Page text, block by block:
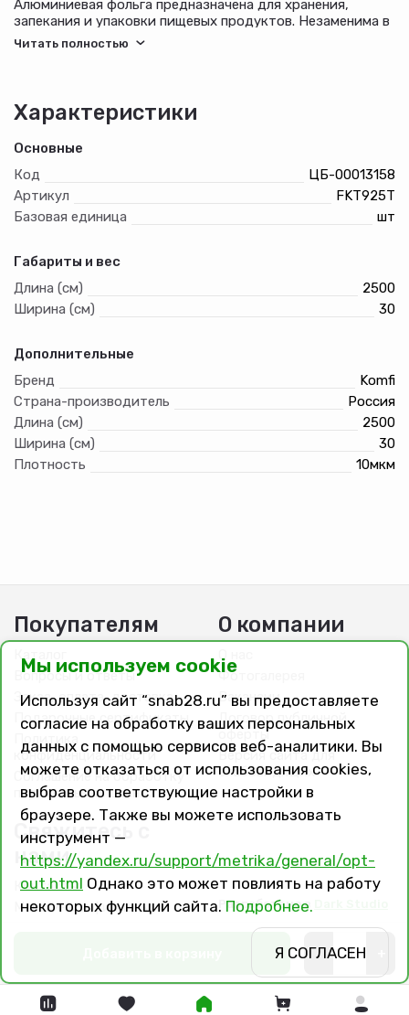
-
Алюминиевая фольга предназначена для хранения,
запекания и упаковки пищевых продуктов. Незаменима в
каждой кухне. Идеальна для выпечки и гриля.
Характеристики
Основные
Код
ЦБ-00013158
Артикул
FKT925T
Базовая единица
шт
Габариты и вес
Длина (см)
2500
Ширина (см)
30
Дополнительные
Бренд
Komfi
Страна-производитель
Россия
Длина (см)
2500
Ширина (см)
30
Плотность
10мкм
Покупателям
Каталог
Вопросы и ответы
Заказ, оплата, доставка
Подарочные сертификаты
конфиденциальности
Соглашение на обработку
персональных данных
О компании
О нас
Фотогалерея
Вакансии
Договор публичной
оферты
Версия сайта для
слабовидящих
Свяжитесь с
нами
Контакты
Магазины и филиалы
Разработано в
Мы используем cookie
Используя сайт “snab28.ru” вы предоставляете
согласие на обработку ваших персональных
данных с помощью сервисов веб-аналитики. Вы
можете отказаться от использования cookies,
выбрав соответствующие настройки в
браузере. Также вы можете использовать
инструмент —
https://yandex.ru/support/metrika/general/opt-
out.html Однако это может повлиять на работу
некоторых функций сайта. Подробнее.
Я СОГЛАСЕН